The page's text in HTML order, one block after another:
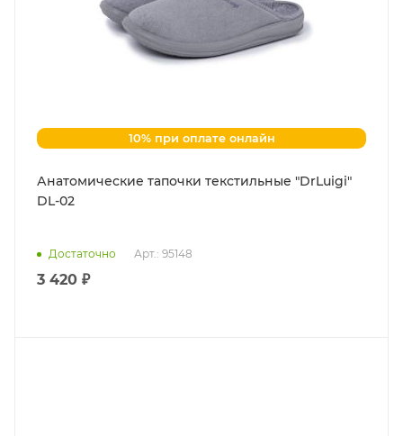
10% при оплате онлайн
Анатомические тапочки текстильные "DrLuigi"
DL-02
Достаточно Арт.: 95148
3 420 ₽